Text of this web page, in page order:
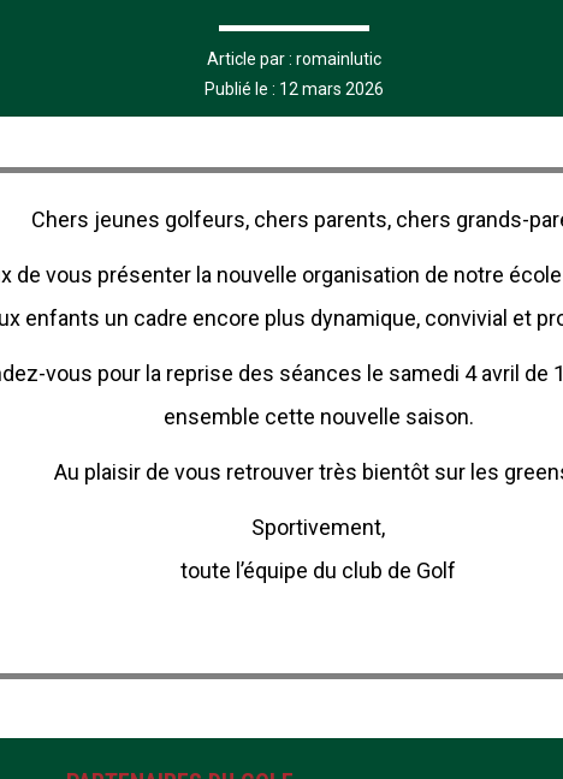
Article par : romainlutic
Publié le : 12 mars 2026
Chers jeunes golfeurs, chers parents, chers grands-
de vous présenter la nouvelle organisation de notre
enfants un cadre encore plus dynamique, convivial et
vous pour la reprise des séances le samedi 4 avril de
ensemble cette nouvelle saison.
Au plaisir de vous retrouver très bientôt sur les
Sportivement,
toute l’équipe du club de Golf